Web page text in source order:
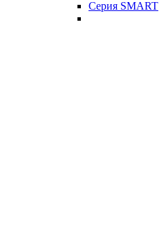
Серия SMART